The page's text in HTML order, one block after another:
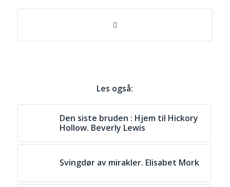
Les også:
Den siste bruden : Hjem til Hickory
Hollow. Beverly Lewis
Svingdør av mirakler. Elisabet Mork